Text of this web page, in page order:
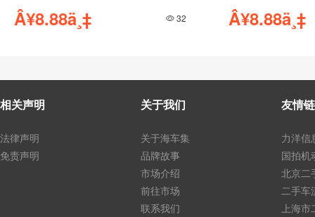
53 Â¥6.88ä¸‡ 6
相关声明
法律声明
免责声明
关于我们
关于海车集
品牌故事
市场介绍
前往市场
联系我们
友情
力洋信
国拍机
北京二
二手车
上海